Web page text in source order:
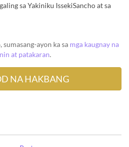
sa Yakiniku IssekiSancho at sa
ayon ka sa mga kaugnay na
at patakaran.